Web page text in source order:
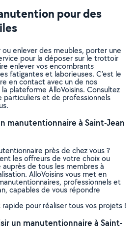
pour des
enlever des meubles, porter une
pour la déposer sur le trottoir
enlever vos encombrants
fatigantes et laborieuses. C’est le
en contact avec un de nos
plateforme AlloVoisins. Consultez
particuliers et de professionnels
manutentionnaire à Saint-Jean
près de chez vous ?
les offreurs de votre choix ou
de tous les membres à
AlloVoisins vous met en
professionnels et
capables de vous répondre
pour réaliser tous vos projets !
un manutentionnaire à Saint-